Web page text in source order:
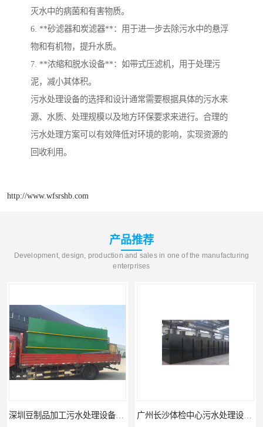
灭水中的病菌和有害物质。
6. **砂滤器和炭滤器**：用于进一步去除污水中的悬浮
物和有机物，提升水质。
7. **浓缩和脱水设备**：如带式压滤机，用于处理污
泥，减小其体积。
污水处理设备的选择和设计通常需要根据具体的污水来
源、水质、处理规模以及地方环保要求来进行。合理的
污水处理方案可以有效降低对环境的影响，实现资源的
回收利用。
http://www.wfsrshb.com
产品推荐
Development, design, production and sales in one of the manufacturing
enterprises
深圳豆制品加工污水处理设备厂家 广州长沙体检中心污水处理设备厂家